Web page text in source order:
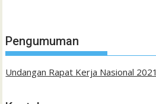
Pengumuman
Undangan Rapat Kerja Nasional 2021